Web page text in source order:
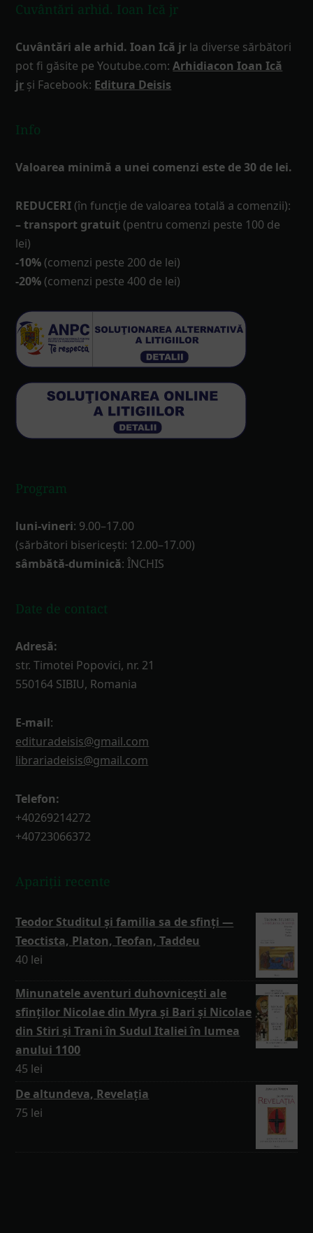
Cuvântări arhid. Ioan Ică jr
Cuvântări ale arhid. Ioan Ică jr la diverse sărbători
pot fi găsite pe Youtube.com:Arhidiacon Ioan Ică
jr și Facebook: Editura Deisis
Info
Valoarea minimă a unei comenzi este de 30 de lei.
REDUCERI (în funcţie de valoarea totală a comenzii):
– transport gratuit (pentru comenzi peste 100 de
lei)
-10% (comenzi peste 200 de lei)
-20% (comenzi peste 400 de lei)
Program
luni-vineri: 9.00–17.00
(sărbători bisericești: 12.00–17.00)
sâmbătă-duminică: ÎNCHIS
Date de contact
Adresă:
str. Timotei Popovici, nr. 21
550164 SIBIU, Romania
E-mail:
edituradeisis@gmail.com
librariadeisis@gmail.com
Telefon:
+40269214272
+40723066372
Apariții recente
Teodor Studitul și familia sa de sfinți —
Teoctista, Platon, Teofan, Taddeu
40 lei
Minunatele aventuri duhovnicești ale
sfinților Nicolae din Myra și Bari și Nicolae
din Stiri și Trani în Sudul Italiei în lumea
anului 1100
45 lei
De altundeva, Revelația
75 lei